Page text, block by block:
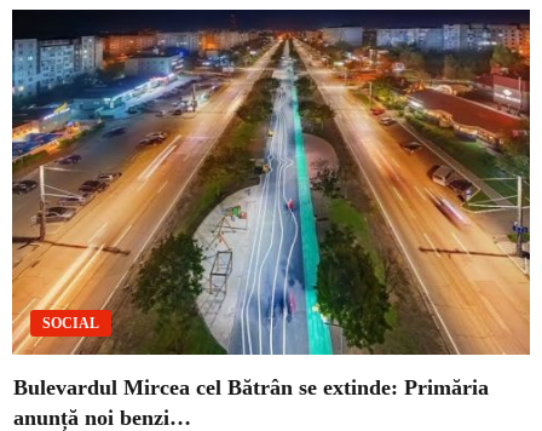
SOCIAL
Bulevardul Mircea cel Bătrân se extinde: Primăria
anunță noi benzi…